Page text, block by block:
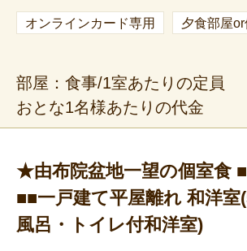
オンラインカード専用 夕食部屋
部屋：食事/1室あたりの定員
おとな1名様あたりの代金
★由布院盆地一望の個室食
■■一戸建て平屋離れ 和洋室
風呂・トイレ付和洋室)